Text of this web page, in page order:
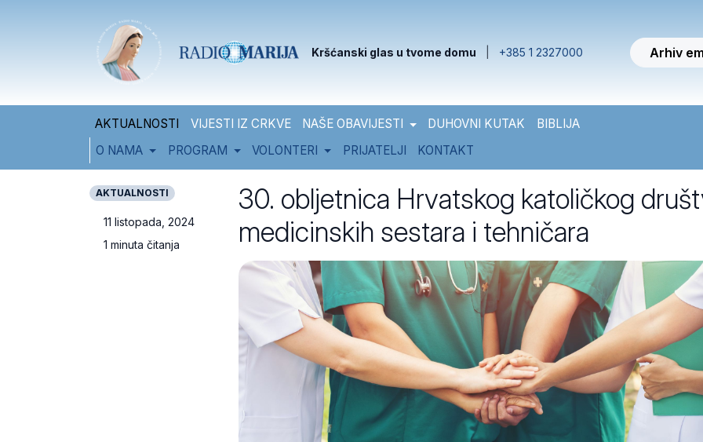
Kršćanski glas u tvome domu +385 1 2327000 Arhiv
AKTUALNOSTI VIJESTI IZ CRKVE NAŠE OBAVIJESTI DUHOVNI KUTAK
BIBLIJA
O NAMA
PROGRAM VOLONTERI PRIJATELJI KONTAKT
AKTUALNOSTI
11 listopada, 2024
1 minuta čitanja
30. obljetnica Hrvatskog katoličkog
medicinskih sestara i tehničara